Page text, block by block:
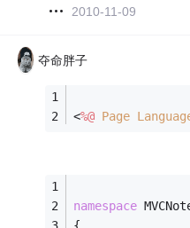
2010-11-09
夺命胖子
<%@ Page
namespace
{